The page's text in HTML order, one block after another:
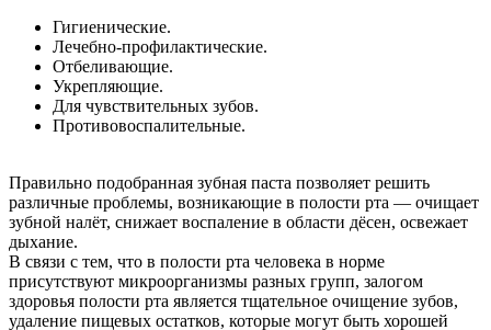
Гигиенические.
Лечебно-профилактические.
Отбеливающие.
Укрепляющие.
Для чувствительных зубов.
Противовоспалительные.
Правильно подобранная зубная паста позволяет решить
различные проблемы, возникающие в полости рта — очищает
зубной налёт, снижает воспаление в области дёсен, освежает
дыхание.
В связи с тем, что в полости рта человека в норме
присутствуют микроорганизмы разных групп, залогом
здоровья полости рта является тщательное очищение зубов,
удаление пищевых остатков, которые могут быть хорошей